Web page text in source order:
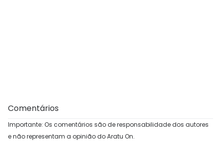
Comentários
Importante: Os comentários são de responsabilidade dos autores
e não representam a opinião do Aratu On.